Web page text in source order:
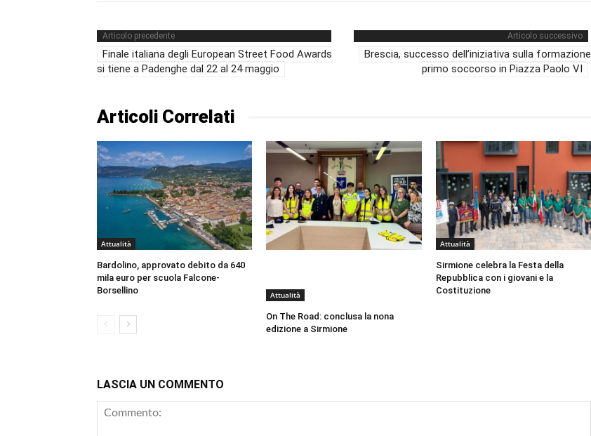
Articolo precedente
Finale italiana degli European Street Food Awards
si tiene a Padenghe dal 22 al 24 maggio
Articolo successivo
Brescia, successo dell’iniziativa sulla formazione
primo soccorso in Piazza Paolo VI
Articoli Correlati
Attualità
Bardolino, approvato debito da 640
mila euro per scuola Falcone-
Borsellino
Attualità
On The Road: conclusa la nona
edizione a Sirmione
Attualità
Sirmione celebra la Festa della
Repubblica con i giovani e la
Costituzione
LASCIA UN COMMENTO